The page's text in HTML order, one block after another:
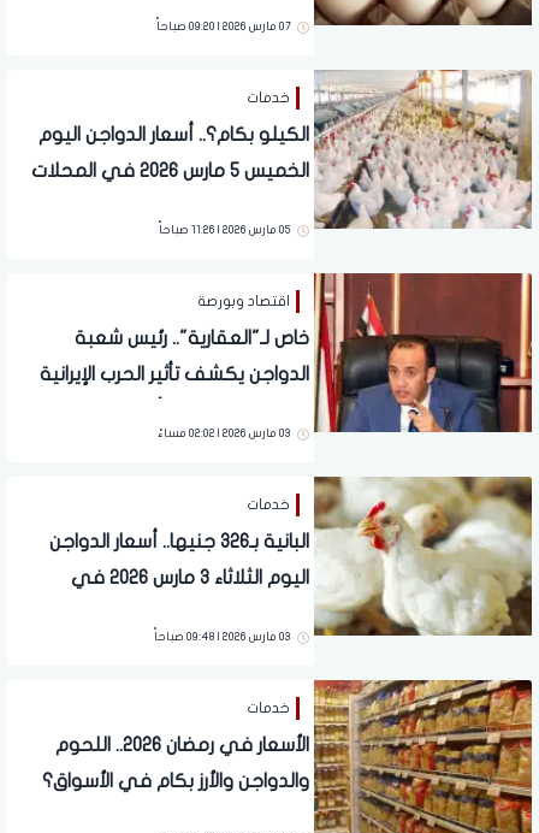
07 مارس 2026 | 09:20 صباحاً
خدمات
الكيلو بكام؟.. أسعار الدواجن اليوم
الخميس 5 مارس 2026 في المحلات
05 مارس 2026 | 11:26 صباحاً
اقتصاد وبورصة
خاص لـ"العقارية".. رئيس شعبة
الدواجن يكشف تأثير الحرب الإيرانية
03 مارس 2026 | 02:02 مساءً
خدمات
البانية بـ326 جنيها.. أسعار الدواجن
اليوم الثلاثاء 3 مارس 2026 في
03 مارس 2026 | 09:48 صباحاً
خدمات
الأسعار في رمضان 2026.. اللحوم
والدواجن والأرز بكام في الأسواق؟